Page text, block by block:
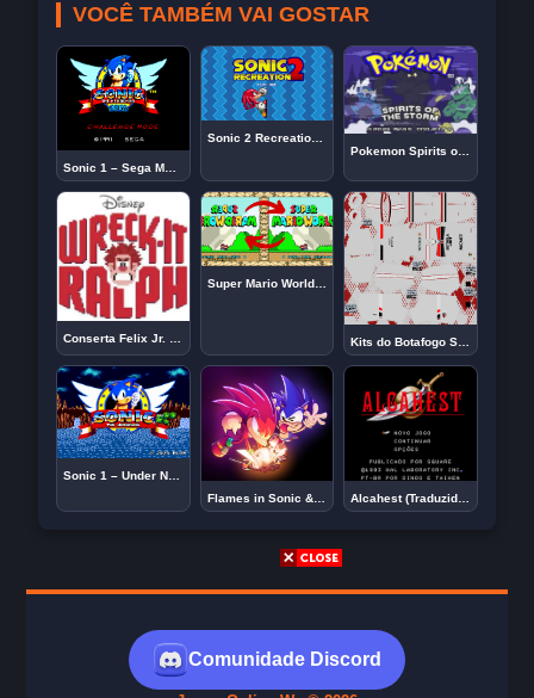
VOCÊ TAMBÉM VAI GOSTAR
Sonic 1 – Sega Master System – Challenge Mode Hack
Sonic 2 Recreation – New Game Plus (Knuckles)
Pokemon Spirits of the Storm
Super Mario World! Mas está espelhado.
Flames in Sonic & Knuckles
Alcahest (Traduzido em português PT-BR)
Comunidade Discord